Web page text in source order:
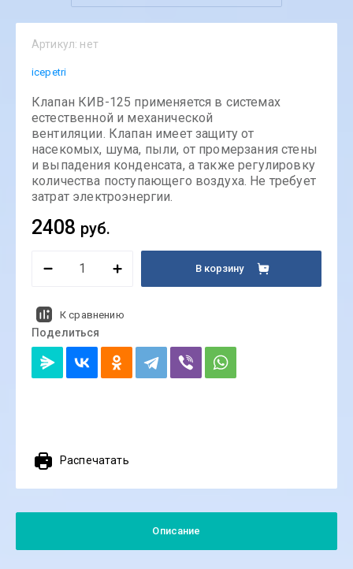
Артикул: нет
icepetri
Клапан КИВ-125 применяется в системах
естественной и механической
вентиляции. Клапан имеет защиту от
насекомых, шума, пыли, от промерзания стены
и выпадения конденсата, а также регулировку
количества поступающего воздуха. Не требует
затрат электроэнергии.
2408 руб.
В корзину
К сравнению
Поделиться
Распечатать
Описание